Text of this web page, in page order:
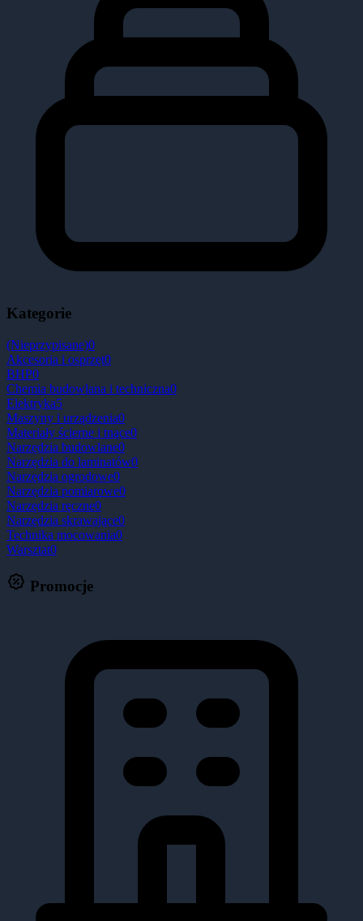
Kategorie
(Nieprzypisane)0
Akcesoria i osprzęt0
BHP0
Chemia budowlana i techniczna0
Elektryka5
Maszyny i urządzenia0
Materiały ścierne i tnące0
Narzędzia budowlane0
Narzędzia do laminatów0
Narzędzia ogrodowe0
Narzędzia pomiarowe0
Narzędzia ręczne0
Narzędzia skrawające0
Technika mocowania0
Warsztat0
Promocje